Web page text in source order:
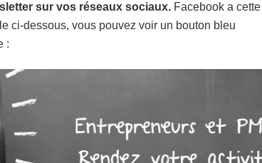
sur vos réseaux sociaux. Facebook a cette
ci-dessous, vous pouvez voir un bouton bleu
: